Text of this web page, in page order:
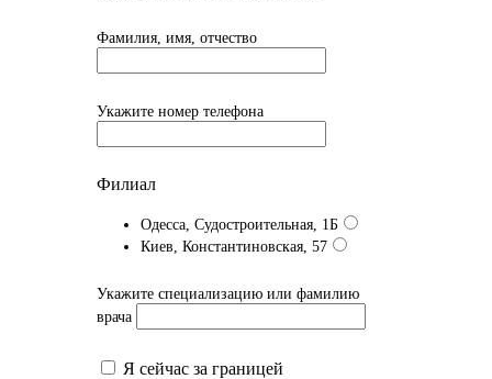
Фамилия, имя, отчество
Укажите номер телефона
Филиал
Одесса, Судостроительная, 1Б
Киев, Константиновская, 57
Укажите специализацию или фамилию
врача
Я сейчас за границей